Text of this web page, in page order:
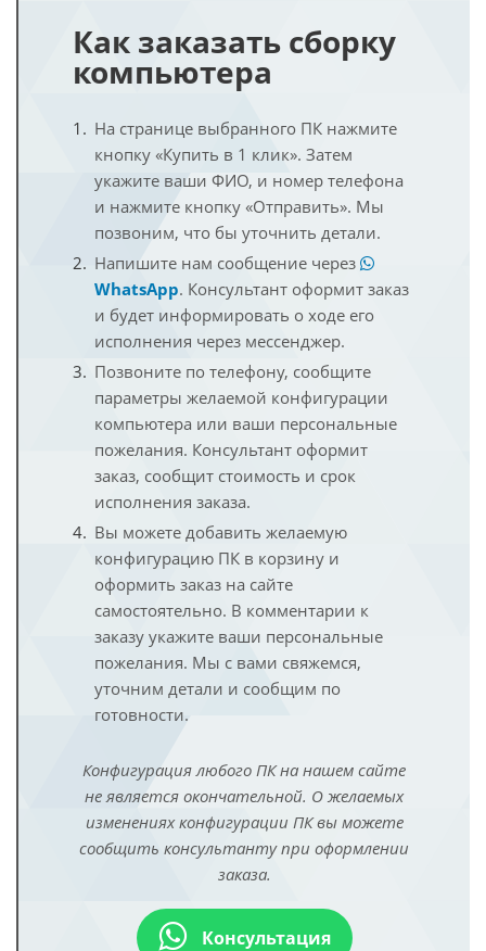
Как заказать сборку
компьютера
На странице выбранного ПК нажмите
кнопку «Купить в 1 клик». Затем
укажите ваши ФИО, и номер телефона
и нажмите кнопку «Отправить». Мы
позвоним, что бы уточнить детали.
Напишите нам сообщение через
WhatsApp. Консультант оформит заказ
и будет информировать о ходе его
исполнения через мессенджер.
Позвоните по телефону, сообщите
параметры желаемой конфигурации
компьютера или ваши персональные
пожелания. Консультант оформит
заказ, сообщит стоимость и срок
исполнения заказа.
Вы можете добавить желаемую
конфигурацию ПК в корзину и
оформить заказ на сайте
самостоятельно. В комментарии к
заказу укажите ваши персональные
пожелания. Мы с вами свяжемся,
уточним детали и сообщим по
готовности.
Конфигурация любого ПК на нашем сайте
не является окончательной. О желаемых
изменениях конфигурации ПК вы можете
сообщить консультанту при оформлении
заказа.
Консультация